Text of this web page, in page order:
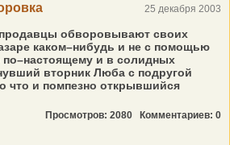
25 декабря 2003
обворовывают своих
каком–нибудь и не с помощью
по–настоящему и в солидных
вторник Люба с подругой
что и помпезно открывшийся
Просмотров: 2080 Комментариев: 0